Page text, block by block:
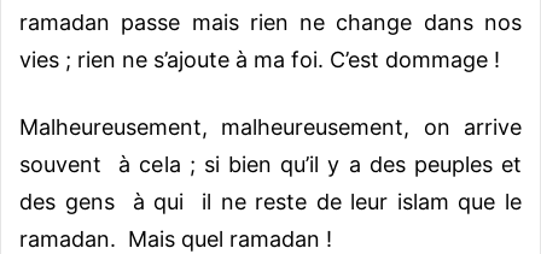
ramadan passe mais rien ne change dans nos
vies ; rien ne s’ajoute à ma foi. C’est dommage !
Malheureusement, malheureusement, on arrive
souvent à cela ; si bien qu’il y a des peuples et
des gens à qui il ne reste de leur islam que le
ramadan. Mais quel ramadan !